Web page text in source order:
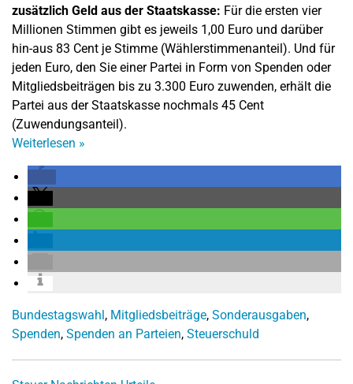
zusätzlich Geld aus der Staatskasse: Für die ersten vier
Millionen Stimmen gibt es jeweils 1,00 Euro und darüber
hin-aus 83 Cent je Stimme (Wählerstimmenanteil). Und für
jeden Euro, den Sie einer Partei in Form von Spenden oder
Mitgliedsbeiträgen bis zu 3.300 Euro zuwenden, erhält die
Partei aus der Staatskasse nochmals 45 Cent
(Zuwendungsanteil).
Weiterlesen »
Bundestagswahl, Mitgliedsbeiträge, Sonderausgaben,
Spenden, Spenden an Parteien, Steuerschuld